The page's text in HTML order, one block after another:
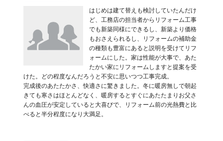
はじめは建て替えも検討していたんだけ
ど、工務店の担当者からリフォーム工事
でも新築同様にできるし、新築より価格
もおさえられるし、リフォームの補助金
の種類も豊富にあると説明を受けてリフ
ォームにした。家は性能が大事で、あた
たかい家にリフォームしますと提案を受
けた。どの程度なんだろうと不安に思いつつ工事完成。
完成後のあたたかさ、快適さに驚きました。冬に暖房無しで朝起
きても寒さはほとんどなく、暖房するとすぐにあたたまりお父さ
んの血圧が安定していると大喜びで、リフォーム前の光熱費と比
べると半分程度になり大満足。